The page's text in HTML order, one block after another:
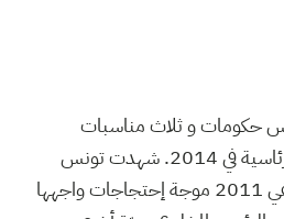
حكومات و ثلاث مناسبات
إنتخابيّة ; إنتخابات المجلس الوطني التأسيسي في 2011 و الإنتخابات البرلمانية و الرئاسية في 2014. شهدت تونس
موجة إحتاجاجات إنطلقت من مدينة القصرين أحد أهمّ المدن التي شهدت في جانفي 2011 موجة إحتجاجات واجهها